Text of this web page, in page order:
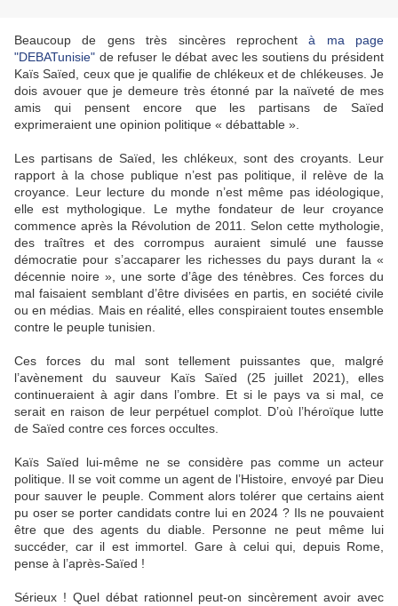
Beaucoup de gens très sincères reprochentà ma page
"DEBATunisie" de refuser le débat avec les soutiens du président
Kaïs Saïed, ceux que je qualifie de chlékeux et de chlékeuses. Je
dois avouer que je demeure très étonné par la naïveté de mes
amis qui pensent encore que les partisans de Saïed
exprimeraient une opinion politique « débattable ».
Les partisans de Saïed, les chlékeux, sont des croyants. Leur
rapport à la chose publique n’est pas politique, il relève de la
croyance. Leur lecture du monde n’est même pas idéologique,
elle est mythologique. Le mythe fondateur de leur croyance
commence après la Révolution de 2011. Selon cette mythologie,
des traîtres et des corrompus auraient simulé une fausse
démocratie pour s’accaparer les richesses du pays durant la «
décennie noire », une sorte d’âge des ténèbres. Ces forces du
mal faisaient semblant d’être divisées en partis, en société civile
ou en médias. Mais en réalité, elles conspiraient toutes ensemble
contre le peuple tunisien.
Ces forces du mal sont tellement puissantes que, malgré
l’avènement du sauveur Kaïs Saïed (25 juillet 2021), elles
continueraient à agir dans l’ombre. Et si le pays va si mal, ce
serait en raison de leur perpétuel complot. D’où l’héroïque lutte
de Saïed contre ces forces occultes.
Kaïs Saïed lui-même ne se considère pas comme un acteur
politique. Il se voit comme un agent de l’Histoire, envoyé par Dieu
pour sauver le peuple. Comment alors tolérer que certains aient
pu oser se porter candidats contre lui en 2024 ? Ils ne pouvaient
être que des agents du diable. Personne ne peut même lui
succéder, car il est immortel. Gare à celui qui, depuis Rome,
pense à l’après-Saïed !
Sérieux ! Quel débat rationnel peut-on sincèrement avoir avec